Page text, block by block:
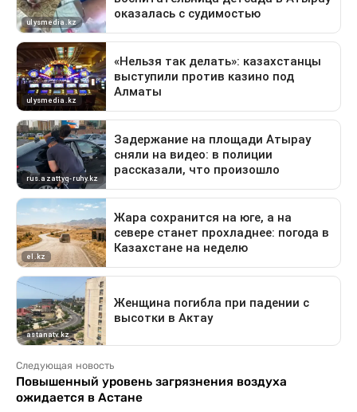
Следующая новость
Повышенный уровень загрязнения воздуха
ожидается в Астане